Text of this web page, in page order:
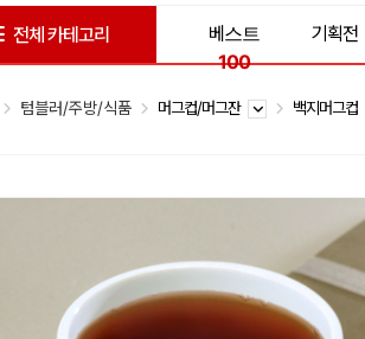
전체 카테고리
베스트
100
기획전
텀블러/주방/식품 머그컵/머그잔 백지머그컵